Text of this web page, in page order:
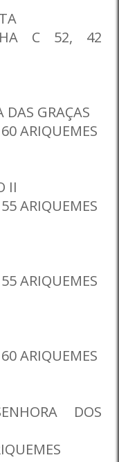
C 52, 42
GRAÇAS
ARIQUEMES
II
ARIQUEMES
ARIQUEMES
ARIQUEMES
DOS